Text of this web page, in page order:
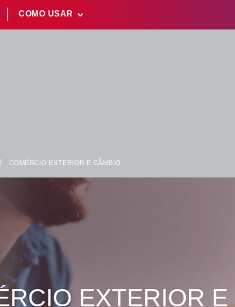
⟩ COMÉRCIO EXTERIOR E CÂMBIO
EXTERIOR E
COMO USAR